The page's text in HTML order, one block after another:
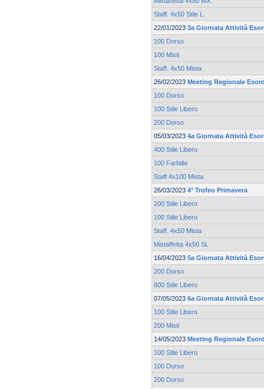
Staff. 4x50 Stile L.
22/01/2023 3a Giornata Attività
100 Dorso
100 Misti
Staff. 4x50 Mista
26/02/2023 Meeting Regionale
100 Dorso
100 Stile Libero
200 Dorso
05/03/2023 4a Giornata Attività
400 Stile Libero
100 Farfalla
Staff 4x100 Mista
26/03/2023 4° Trofeo Primavera
200 Stile Libero
100 Stile Libero
Staff. 4x50 Mista
Mistaffetta 4x50 SL
16/04/2023 5a Giornata Attività
200 Dorso
800 Stile Libero
07/05/2023 6a Giornata Attività
100 Stile Libero
200 Misti
14/05/2023 Meeting Regionale
100 Stile Libero
100 Dorso
200 Dorso